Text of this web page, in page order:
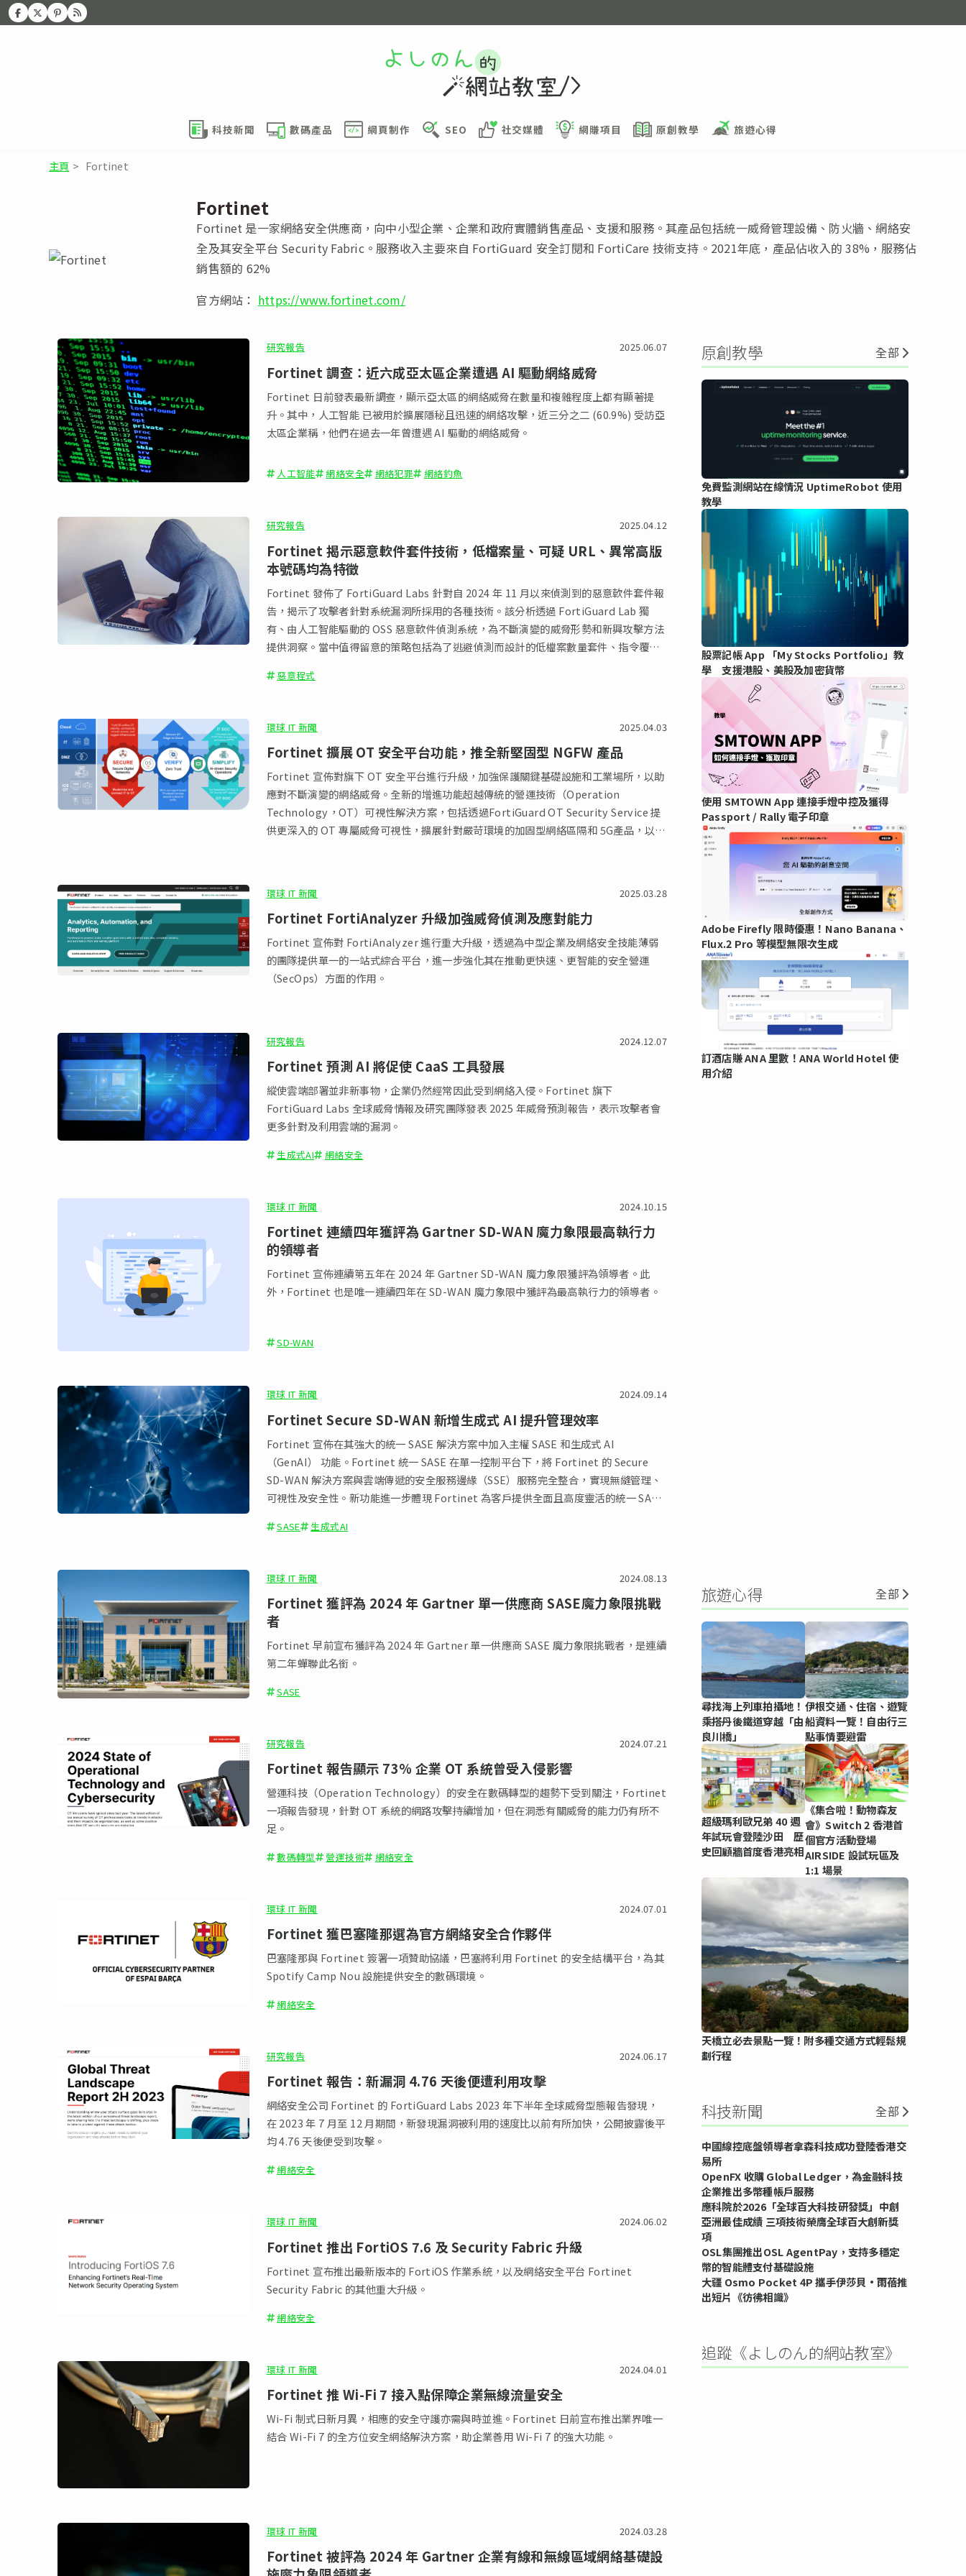
科技新聞 數碼產品 網頁制作 SEO 社交媒體 網賺項目 原創教學 旅遊心得
主頁 > Fortinet
Fortinet
Fortinet 是一家網絡安全供應商，向中小型企業、企業和政府實體銷售產品、支援和服務。其產品包括統一威脅管理設備、防火牆、網絡安
全及其安全平台 Security Fabric。服務收入主要來自 FortiGuard 安全訂閱和 FortiCare 技術支持。2021年底，產品佔收入的 38%，服務佔
銷售額的 62%
官方網站： https://www.fortinet.com/
研究報告 2025.06.07
Fortinet 調查：近六成亞太區企業遭遇 AI 驅動網絡威脅
Fortinet 日前發表最新調查，顯示亞太區的網絡威脅在數量和複雜程度上都有顯著提
升。其中，人工智能 已被用於擴展隱秘且迅速的網絡攻擊，近三分之二 (60.9%) 受訪亞
太區企業稱，他們在過去一年曾遭遇 AI 驅動的網絡威脅。
人工智能 網絡安全 網絡犯罪 網絡釣魚
研究報告 2025.04.12
Fortinet 揭示惡意軟件套件技術，低檔案量、可疑 URL、異常高版
本號碼均為特徵
Fortinet 發佈了 FortiGuard Labs 針對自 2024 年 11 月以來偵測到的惡意軟件套件報
告，揭示了攻擊者針對系統漏洞所採用的各種技術。該分析透過 FortiGuard Lab 獨
有、由人工智能驅動的 OSS 惡意軟件偵測系統，為不斷演變的威脅形勢和新興攻擊方法
提供洞察。當中值得留意的策略包括為了逃避偵測而設計的低檔案數量套件、指令覆寫
並強調了有效偵測和安全策略在軟件環境中的重要性。
惡意程式
環球 IT 新聞 2025.04.03
Fortinet 擴展 OT 安全平台功能，推全新堅固型 NGFW 產品
Fortinet 宣佈對旗下 OT 安全平台進行升級，加強保護關鍵基礎設施和工業場所，以助
應對不斷演變的網絡威脅。全新的增進功能超越傳統的營運技術（Operation
Technology，OT）可視性解決方案，包括透過FortiGuard OT Security Service 提
供更深入的 OT 專屬威脅可視性，擴展針對嚴苛環境的加固型網絡區隔和 5G產品，以及
環球 IT 新聞 2025.03.28
Fortinet FortiAnalyzer 升級加強威脅偵測及應對能力
Fortinet 宣佈對 FortiAnalyzer 進行重大升級，透過為中型企業及網絡安全技能薄弱
的團隊提供單一的一站式綜合平台，進一步強化其在推動更快速、更智能的安全營運
（SecOps）方面的作用。
研究報告 2024.12.07
Fortinet 預測 AI 將促使 CaaS 工具發展
縱使雲端部署並非新事物，企業仍然經常因此受到網絡入侵。Fortinet 旗下
FortiGuard Labs 全球威脅情報及研究團隊發表 2025 年威脅預測報告，表示攻擊者會
更多針對及利用雲端的漏洞。
生成式AI 網絡安全
環球 IT 新聞 2024.10.15
Fortinet 連續四年獲評為 Gartner SD-WAN 魔力象限最高執行力
的領導者
Fortinet 宣佈連續第五年在 2024 年 Gartner SD-WAN 魔力象限獲評為領導者。此
外，Fortinet 也是唯一連續四年在 SD-WAN 魔力象限中獲評為最高執行力的領導者。
SD-WAN
環球 IT 新聞 2024.09.14
Fortinet Secure SD-WAN 新增生成式 AI 提升管理效率
Fortinet 宣佈在其強大的統一 SASE 解決方案中加入主權 SASE 和生成式 AI
（GenAI） 功能。Fortinet 統一 SASE 在單一控制平台下，將 Fortinet 的 Secure
SD-WAN 解決方案與雲端傳遞的安全服務邊緣（SSE）服務完全整合，實現無縫管理、
可視性及安全性。新功能進一步體現 Fortinet 為客戶提供全面且高度靈活的統一 SASE
SASE 生成式AI
環球 IT 新聞 2024.08.13
Fortinet 獲評為 2024 年 Gartner 單一供應商 SASE魔力象限挑戰
者
Fortinet 早前宣布獲評為 2024 年 Gartner 單一供應商 SASE 魔力象限挑戰者，是連續
第二年蟬聯此名銜。
SASE
研究報告 2024.07.21
Fortinet 報告顯示 73% 企業 OT 系統曾受入侵影響
營運科技（Operation Technology）的安全在數碼轉型的趨勢下受到關注，Fortinet
一項報告發現，針對 OT 系統的網路攻擊持續增加，但在洞悉有關威脅的能力仍有所不
足。
數碼轉型 營運技術 網絡安全
環球 IT 新聞 2024.07.01
Fortinet 獲巴塞隆那選為官方網絡安全合作夥伴
巴塞隆那與 Fortinet 簽署一項贊助協議，巴塞將利用 Fortinet 的安全結構平台，為其
Spotify Camp Nou 設施提供安全的數碼環境。
網絡安全
研究報告 2024.06.17
Fortinet 報告：新漏洞 4.76 天後便遭利用攻擊
網絡安全公司 Fortinet 的 FortiGuard Labs 2023 年下半年全球威脅型態報告發現，
在 2023 年 7 月至 12 月期間，新發現漏洞被利用的速度比以前有所加快，公開披露後平
均 4.76 天後便受到攻擊。
網絡安全
環球 IT 新聞 2024.06.02
Fortinet 推出 FortiOS 7.6 及 Security Fabric 升級
Fortinet 宣布推出最新版本的 FortiOS 作業系統，以及網絡安全平台 Fortinet
Security Fabric 的其他重大升級。
網絡安全
環球 IT 新聞 2024.04.01
Fortinet 推 Wi-Fi 7 接入點保障企業無線流量安全
Wi-Fi 制式日新月異，相應的安全守護亦需與時並進。Fortinet 日前宣布推出業界唯一
結合 Wi-Fi 7 的全方位安全網絡解決方案，助企業善用 Wi-Fi 7 的強大功能。
環球 IT 新聞 2024.03.28
Fortinet 被評為 2024 年 Gartner 企業有線和無線區域網絡基礎設
原創教學 全部
免費監測網站在線情況 UptimeRobot 使用
教學
股票記帳 App 「My Stocks Portfolio」教
學 支援港股、美股及加密貨幣
使用 SMTOWN App 連接手燈中控及獲得
Passport / Rally 電子印章
Adobe Firefly 限時優惠！Nano Banana、
Flux.2 Pro 等模型無限次生成
訂酒店賺 ANA 里數！ANA World Hotel 使
用介紹
旅遊心得 全部
尋找海上列車拍攝地！
乘搭丹後鐵道穿越「由
良川橋」
伊根交通、住宿、遊覽
船資料一覽！自由行三
點事情要避雷
超級瑪利歐兄弟 40 週
年試玩會登陸沙田 歷
史回顧牆首度香港亮相
《集合啦！動物森友
會》Switch 2 香港首
個官方活動登場
AIRSIDE 設試玩區及
1:1 場景
天橋立必去景點一覽！附多種交通方式輕鬆規
劃行程
科技新聞 全部
中國線控底盤領導者拿森科技成功登陸香港交
易所
OpenFX 收購 Global Ledger，為金融科技
企業推出多幣種帳戶服務
應科院於2026「全球百大科技研發獎」中創
亞洲最佳成績 三項技術榮膺全球百大創新獎
項
OSL集團推出OSL AgentPay，支持多穩定
幣的智能體支付基礎設施
大疆 Osmo Pocket 4P 攜手伊莎貝•雨蓓推
出短片《彷彿相識》
追蹤《よしのん的網站教室》